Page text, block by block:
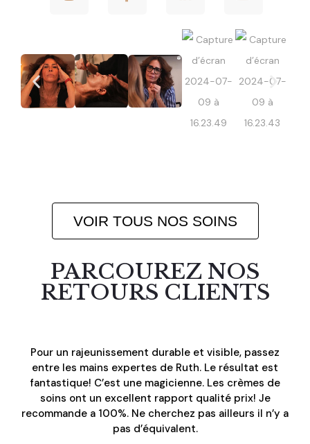
VOIR TOUS NOS SOINS
PARCOUREZ NOS
RETOURS CLIENTS
Pour un rajeunissement durable et visible, passez
entre les mains expertes de Ruth. Le résultat est
fantastique! C’est une magicienne. Les crèmes de
soins ont un excellent rapport qualité prix! Je
recommande a 100%. Ne cherchez pas ailleurs il n’y a
pas d’équivalent.